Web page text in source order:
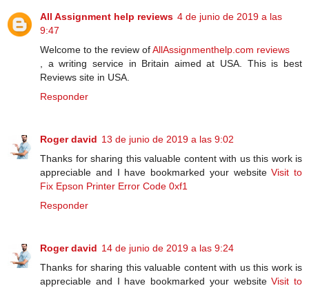
All Assignment help reviews 4 de junio de 2019 a las
9:47
Welcome to the review ofAllAssignmenthelp.com reviews
, a writing service in Britain aimed at USA. This is best
Reviews site in USA.
Responder
Roger david 13 de junio de 2019 a las 9:02
Thanks for sharing this valuable content with us this work is
appreciable and I have bookmarked your websiteVisit to
Fix Epson Printer Error Code 0xf1
Responder
Roger david 14 de junio de 2019 a las 9:24
Thanks for sharing this valuable content with us this work is
appreciable and I have bookmarked your websiteVisit to